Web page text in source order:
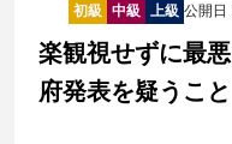
初級 中級 上級 公開日
楽観視せずに最
府発表を疑うこと